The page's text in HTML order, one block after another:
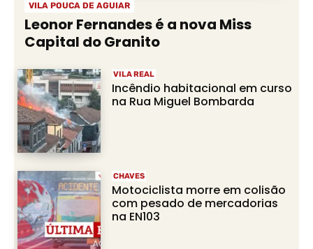
VILA POUCA DE AGUIAR
Leonor Fernandes é a nova Miss
Capital do Granito
VILA REAL
Incêndio habitacional em curso
na Rua Miguel Bombarda
CHAVES
Motociclista morre em colisão
com pesado de mercadorias
na EN103